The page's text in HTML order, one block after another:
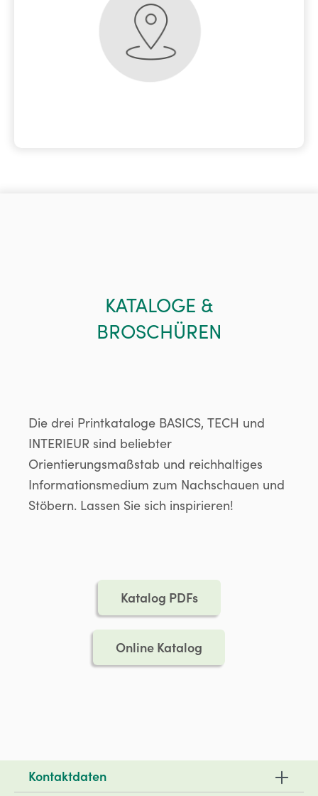
KATALOGE &
BROSCHÜREN
Die drei Printkataloge BASICS, TECH und
INTERIEUR sind beliebter
Orientierungsmaßstab und reichhaltiges
Informationsmedium zum Nachschauen und
Stöbern. Lassen Sie sich inspirieren!
Katalog PDFs
Online Katalog
Kontaktdaten